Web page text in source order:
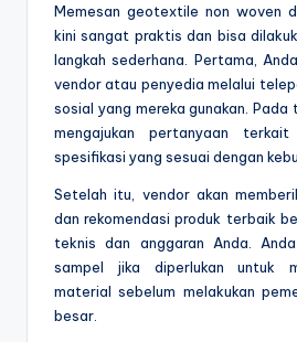
Memesan geotextile non woven
kini sangat praktis dan bisa
langkah sederhana. Pertama,
vendor atau penyedia melalui
sosial yang mereka gunakan.
mengajukan pertanyaan
spesifikasi yang sesuai dengan
Setelah itu, vendor akan
dan rekomendasi produk terbaik
teknis dan anggaran Anda.
sampel jika diperlukan untuk
material sebelum melakukan
besar.